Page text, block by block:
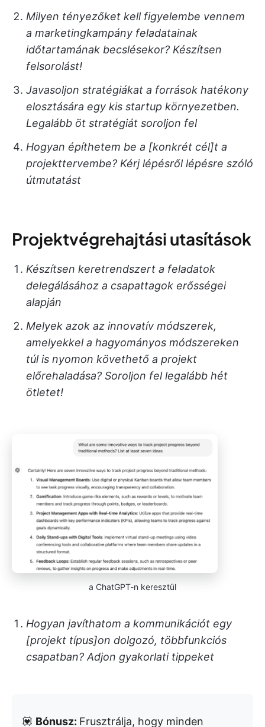
Milyen tényezőket kell figyelembe vennem
a marketingkampány feladatainak
időtartamának becslésekor? Készítsen
felsorolást!
Javasoljon stratégiákat a források hatékony
elosztására egy kis startup környezetben.
Legalább öt stratégiát soroljon fel
Hogyan építhetem be a [konkrét cél]t a
projekttervembe? Kérj lépésről lépésre szóló
útmutatást
Projektvégrehajtási utasítások
Készítsen keretrendszert a feladatok
delegálásához a csapattagok erősségei
alapján
Melyek azok az innovatív módszerek,
amelyekkel a hagyományos módszereken
túl is nyomon követhető a projekt
előrehaladása? Soroljon fel legalább hét
ötletet!
a ChatGPT-n keresztül
Hogyan javíthatom a kommunikációt egy
[projekt típus]on dolgozó, többfunkciós
csapatban? Adjon gyakorlati tippeket
💟 Bónusz: Frusztrálja, hogy minden